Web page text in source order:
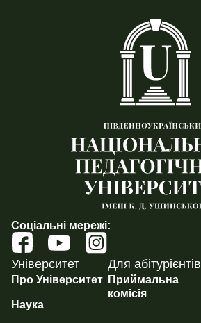
Соціальні мережі:
Університет
Про Університет
Наука
Для абітурієнтів
Приймальна
комісія